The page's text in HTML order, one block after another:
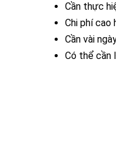
Cần thực
Chi phí cao
Cần vài
Có thể cần